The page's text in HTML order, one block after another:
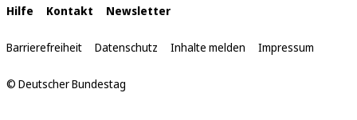
Interne
Links
Hilfe Kontakt Newsletter
Barrierefreiheit Datenschutz Inhalte melden Impressum
© Deutscher Bundestag